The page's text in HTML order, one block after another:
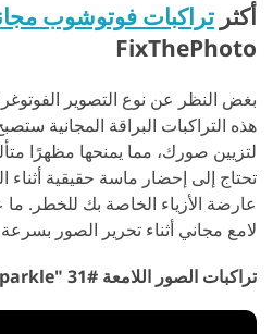
أكثر تراكبات فوتوشوب
FixThePhoto
بغض النظر عن نوع التصوير
هذه التراكبات البراقة المجانية
لتزيين صورك، مما يمنحها مظهرًا
تحتاج إلى إحضار ماسة حقيقية
عارضة الأزياء الخاصة بك للخطر.
لامع مجاني أثناء تحرير الصور
تراكبات الصور اللامعة #31 "Sparkle"